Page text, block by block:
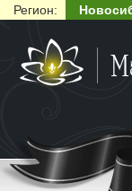
Регион: